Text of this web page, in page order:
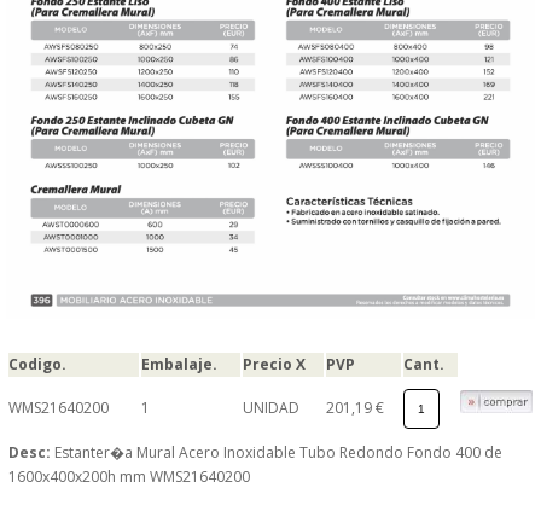
CRISTALERIA
CUBIERTOS
ELECTRODOM�STICOS
HIGIENE Y PROTECCION
PERSONAL
MAQUINARIA CALIENTE
Codigo. Embalaje. Precio X PVP Cant.
WMS21640200 1 UNIDAD 201,19 €
Desc: Estanter�a Mural Acero Inoxidable Tubo Redondo Fondo 400 de
1600x400x200h mm WMS21640200